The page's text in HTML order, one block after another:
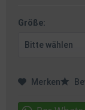
Größe:
Merken